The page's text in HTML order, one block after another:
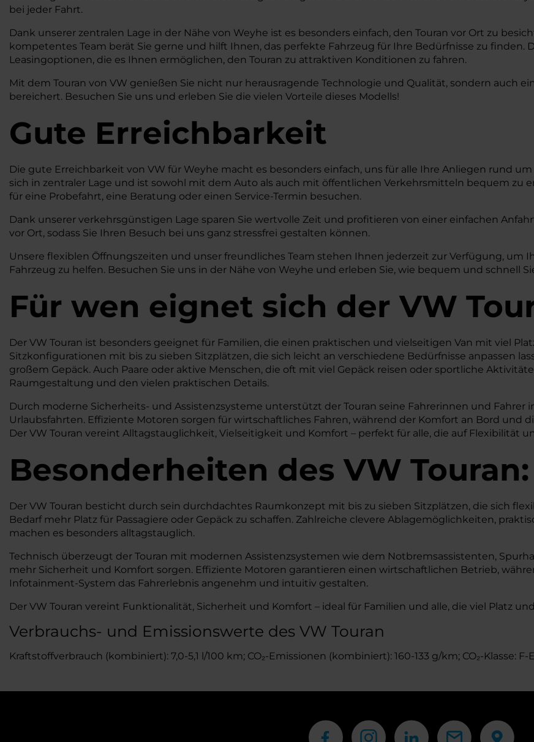
bei jeder Fahrt.
Dank unserer zentralen Lage in der Nähe von Weyhe ist es besonders einfach, den Touran vor Ort zu
kompetentes Team berät Sie gerne und hilft Ihnen, das perfekte Fahrzeug für Ihre Bedürfnisse zu finden.
Leasingoptionen, die es Ihnen ermöglichen, den Touran zu attraktiven Konditionen zu fahren.
Mit dem Touran von VW genießen Sie nicht nur herausragende Technologie und Qualität, sondern auch
bereichert. Besuchen Sie uns und erleben Sie die vielen Vorteile dieses Modells!
Gute Erreichbarkeit
Die gute Erreichbarkeit von VW für Weyhe macht es besonders einfach, uns für alle Ihre Anliegen rund
sich in zentraler Lage und ist sowohl mit dem Auto als auch mit öffentlichen Verkehrsmitteln bequem zu
für eine Probefahrt, eine Beratung oder einen Service-Termin besuchen.
Dank unserer verkehrsgünstigen Lage sparen Sie wertvolle Zeit und profitieren von einer einfachen
vor Ort, sodass Sie Ihren Besuch bei uns ganz stressfrei gestalten können.
Unsere flexiblen Öffnungszeiten und unser freundliches Team stehen Ihnen jederzeit zur Verfügung, um
Fahrzeug zu helfen. Besuchen Sie uns in der Nähe von Weyhe und erleben Sie, wie bequem und schnell
Für wen eignet sich der VW
Der VW Touran ist besonders geeignet für Familien, die einen praktischen und vielseitigen Van mit viel
Sitzkonfigurationen mit bis zu sieben Sitzplätzen, die sich leicht an verschiedene Bedürfnisse anpassen
großem Gepäck. Auch Paare oder aktive Menschen, die oft mit viel Gepäck reisen oder sportliche
Raumgestaltung und den vielen praktischen Details.
Durch moderne Sicherheits- und Assistenzsysteme unterstützt der Touran seine Fahrerinnen und Fahrer
Urlaubsfahrten. Effiziente Motoren sorgen für wirtschaftliches Fahren, während der Komfort an Bord und
Der VW Touran vereint Alltagstauglichkeit, Vielseitigkeit und Komfort – perfekt für alle, die auf Flexibilität
Besonderheiten des VW Touran:
Der VW Touran besticht durch sein durchdachtes Raumkonzept mit bis zu sieben Sitzplätzen, die sich
Bedarf mehr Platz für Passagiere oder Gepäck zu schaffen. Zahlreiche clevere Ablagemöglichkeiten,
machen es besonders alltagstauglich.
Technisch überzeugt der Touran mit modernen Assistenzsystemen wie dem Notbremsassistenten,
mehr Sicherheit und Komfort sorgen. Effiziente Motoren garantieren einen wirtschaftlichen Betrieb,
Infotainment-System das Fahrerlebnis angenehm und intuitiv gestalten.
Der VW Touran vereint Funktionalität, Sicherheit und Komfort – ideal für Familien und alle, die viel Platz
Verbrauchs- und Emissionswerte des VW Touran
Kraftstoffverbrauch (kombiniert): 7,0-5,1 l/100 km; CO₂-Emissionen (kombiniert): 160-133 g/km; CO₂-Klasse: F-E